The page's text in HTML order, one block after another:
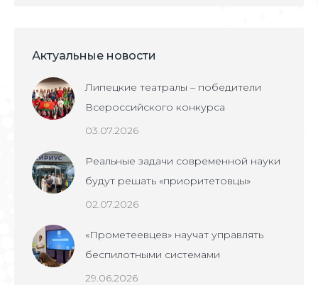
Актуальные новости
Липецкие театралы – победители
Всероссийского конкурса
03.07.2026
Реальные задачи современной науки
будут решать «приоритетовцы»
02.07.2026
«Прометеевцев» научат управлять
беспилотными системами
29.06.2026